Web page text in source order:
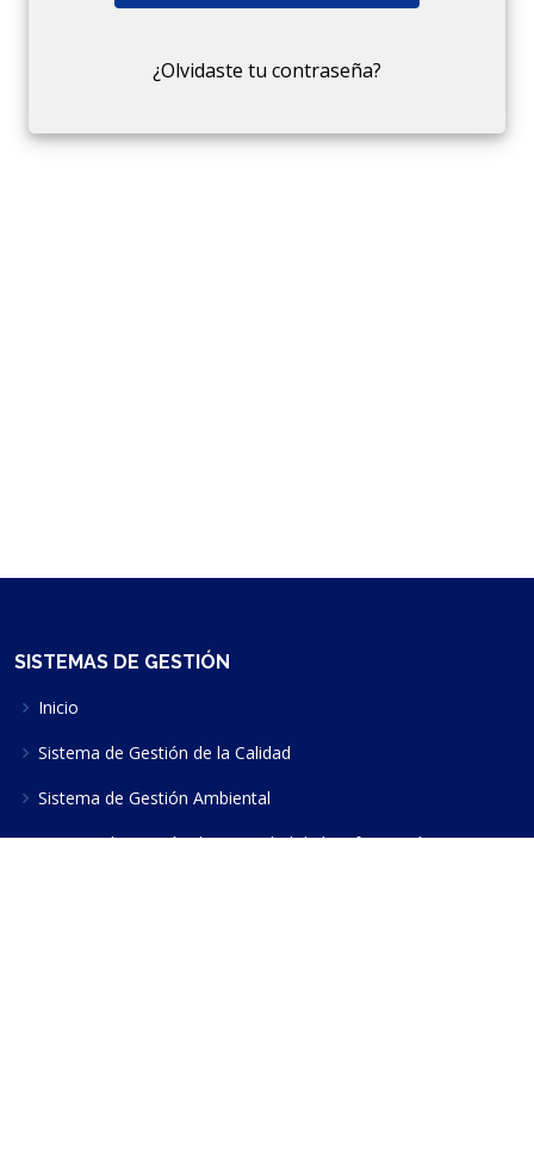
¿Olvidaste tu contraseña?
SISTEMAS DE GESTIÓN
Inicio
Sistema de Gestión de la Calidad
Sistema de Gestión Ambiental
Sistema de Gestión de Seguridad de la Información